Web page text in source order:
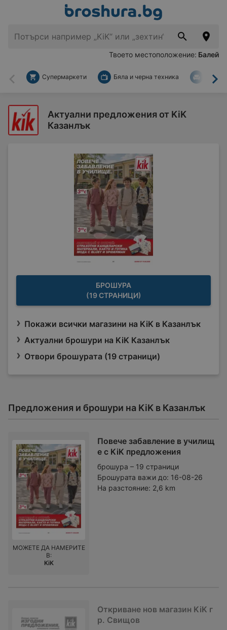
Твоето местоположение: Балей
Назад
Супермаркети Бяла и черна техника За
Актуални предложения от KiK
Казанлък
БРОШУРА
(19 СТРАНИЦИ)
Покажи всички магазини на KiK в Казанлък
Актуални брошури на KiK Казанлък
Отвори брошурата (19 страници)
Предложения и брошури на KiK в Казанлък
Повече забавление в училищ
е с KiK предложения
брошура – 19 страници
Брошурата важи до: 16-08-26
На разстояние: 2,6 km
МОЖЕТЕ ДА НАМЕРИТЕ
В:
KiK
Откриване нов магазин KiK г
р. Свищов